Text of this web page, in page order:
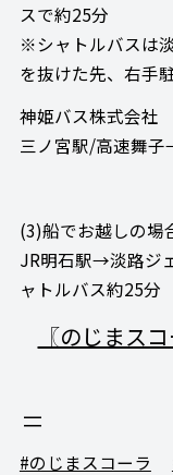
スで約25分
※シャトルバスは
を抜けた先、右手
神姫バス株式会社
三ノ宮駅/高速舞
(3)船でお越しの場
JR明石駅→淡路ジ
ャトルバス約25分
〖のじまス
#のじまスコーラ